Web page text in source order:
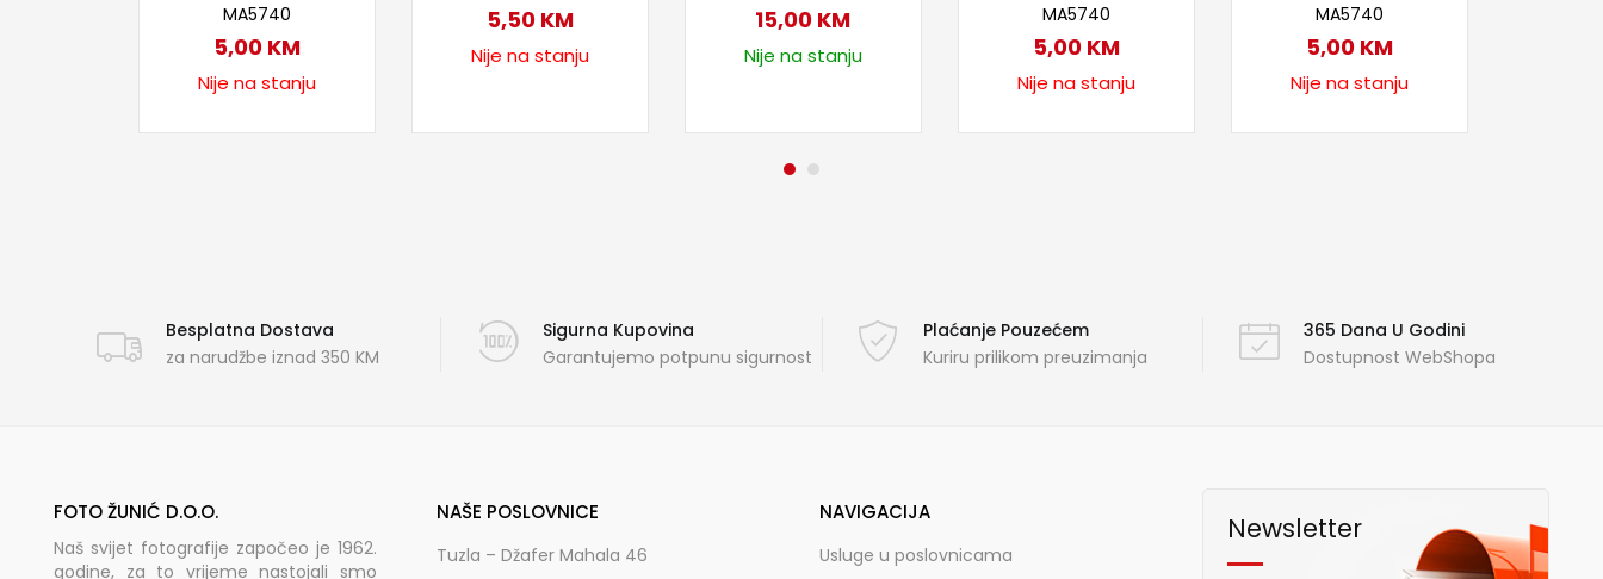
MA5740
5,00 KM
Nije na stanju
5,50 KM
Nije na stanju
15,00 KM
Nije na stanju
MA5740
5,00 KM
Nije na stanju
MA5740
5,00 KM
Nije na stanju
Besplatna Dostava
za narudžbe iznad 350 KM
Sigurna Kupovina
Garantujemo potpunu sigurnost
Plaćanje Pouzećem
Kuriru prilikom preuzimanja
365 Dana U Godini
Dostupnost WebShopa
FOTO ŽUNIĆ D.O.O.
Naš svijet fotografije započeo je 1962.
godine, za to vrijeme nastojali smo
NAŠE POSLOVNICE
Tuzla – Džafer Mahala 46
NAVIGACIJA
Usluge u poslovnicama
Newsletter